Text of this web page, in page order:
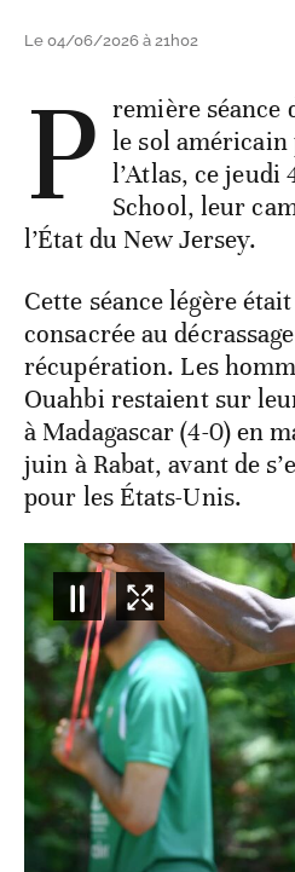
Le 04/06/2026 à 21h02
P remière séance
le sol américain
l’Atlas, ce jeudi
School, leur
l’État du New Jersey.
Cette séance légère
consacrée au
récupération. Les
Ouahbi restaient sur
à Madagascar (4-0) en
juin à Rabat, avant de
pour les États-Unis.